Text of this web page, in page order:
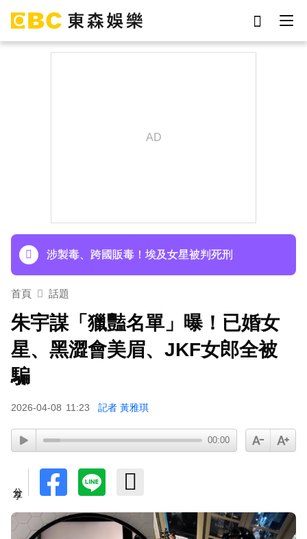
涉製毒、跨國販毒！埃及女星被判死刑
美國抗癌網紅拒安寧！家屬證實死訊 得年26歲
寬魚營收衰退 「點名王心凌、楊丞琳」網笑翻：
太誠實
首頁 話題
朱宇謀「獵豔名單」曝！已婚女
星、黑澀會美眉、JKF女郎全被
騙
2026-04-08 11:23 記者 黃雅琪
00:00